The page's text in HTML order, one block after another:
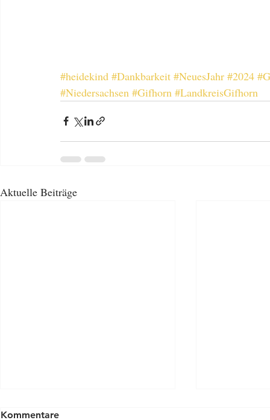
#heidekind #Dankbarkeit #NeuesJahr #2024
#Niedersachsen #Gifhorn #LandkreisGifhorn
Aktuelle Beiträge
Kommentare